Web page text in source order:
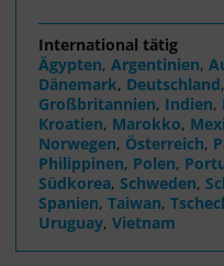
International tätig
Ägypten, Argentinien,
Dänemark, Deutschland,
Großbritannien, Indien,
Kroatien, Marokko,
Norwegen, Österreich,
Philippinen, Polen,
Südkorea, Schweden,
Spanien, Taiwan,
Uruguay, Vietnam